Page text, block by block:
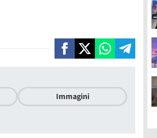
Immagini